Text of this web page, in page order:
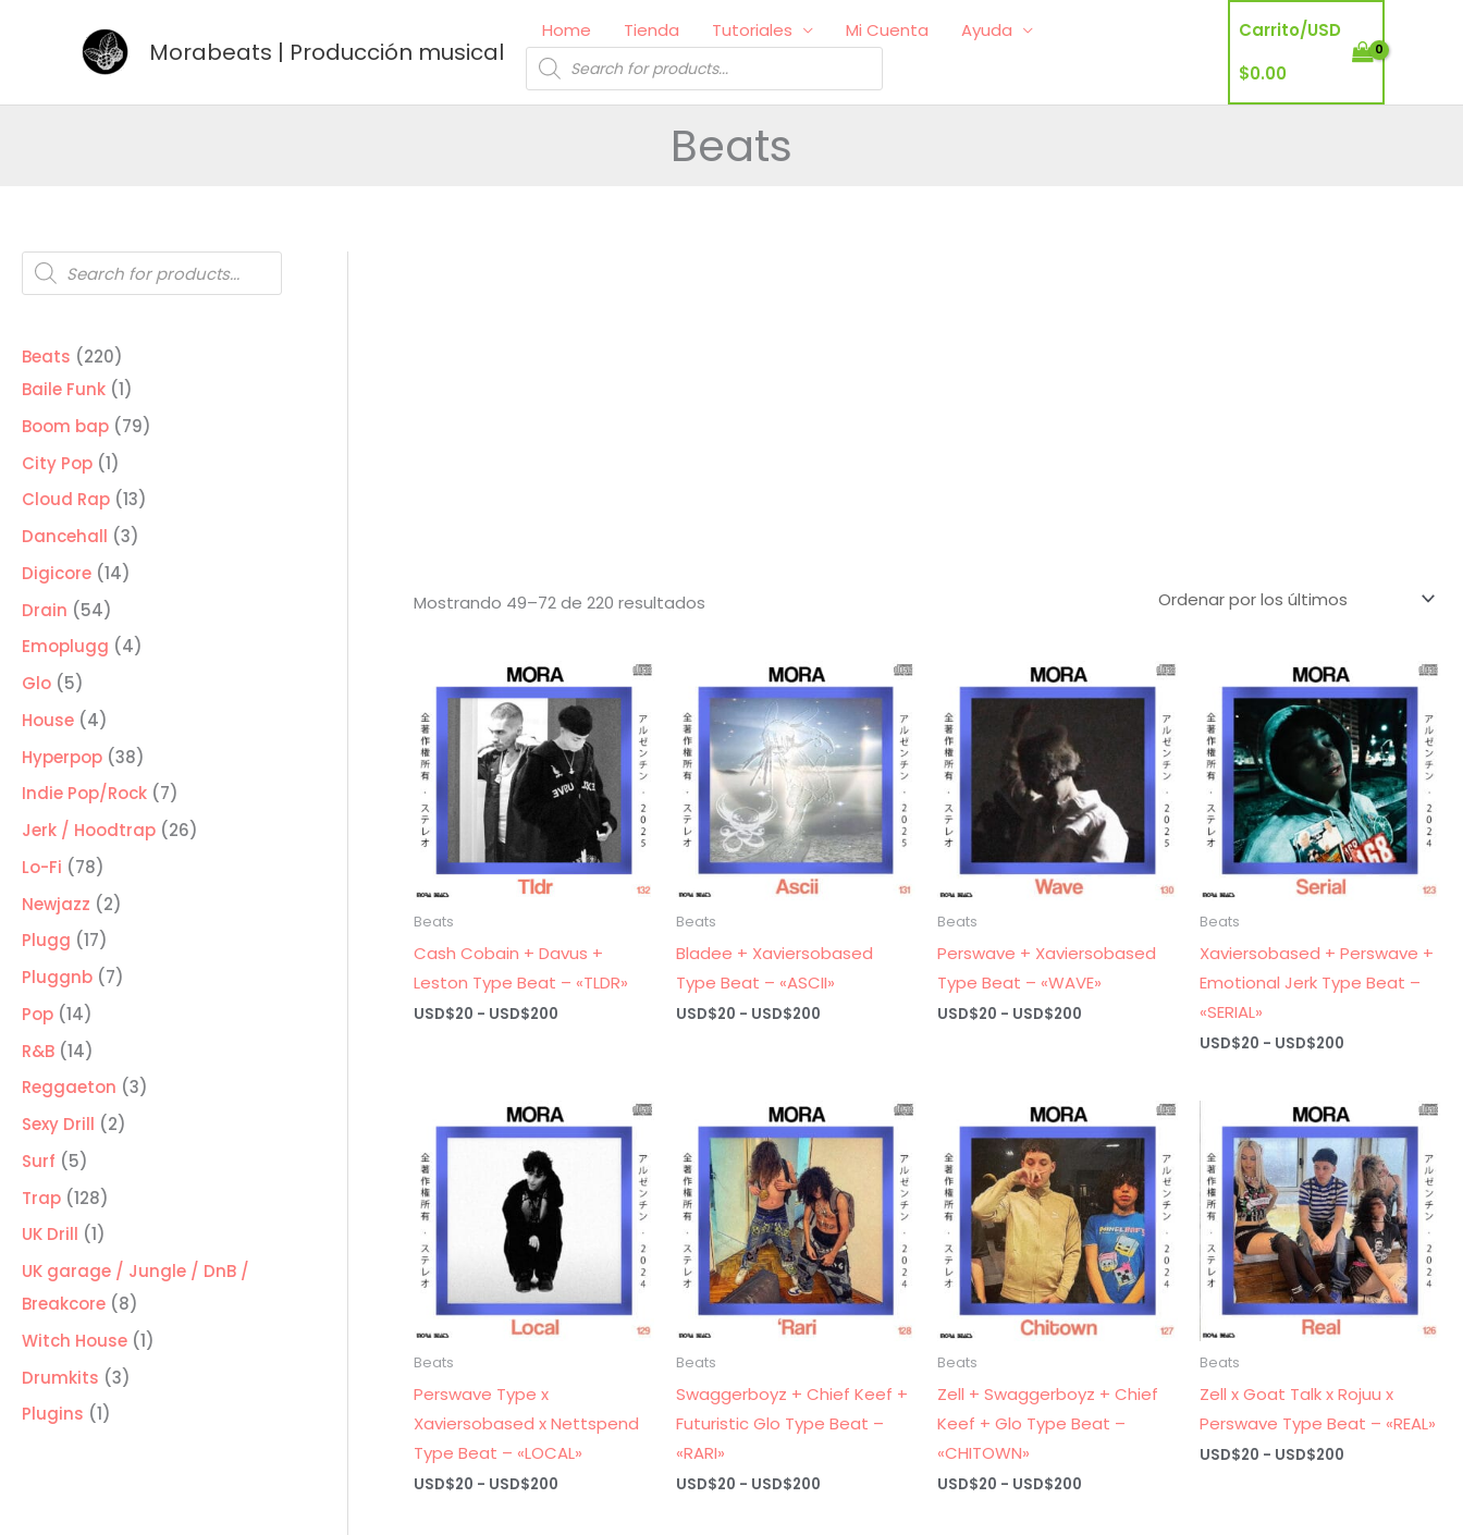
Morabeats | Producción musical
Home Tienda Tutoriales Mi Cuenta
Ayuda
Búsqueda
de
productos
Carrito/USD
$0.00
Beats
Búsqueda
de
productos
Beats 220220
productos
Baile Funk 11
producto
Boom bap 7979
City Pop 11
producto
Cloud Rap 1313
Dancehall 33
Digicore 1414
Drain 5454
productos
Emoplugg 44
Glo 55
productos
House 44
productos
Hyperpop 3838
productos
Indie Pop/Rock 77
productos
Jerk / Hoodtrap 2626
Lo-Fi 7878
productos
Newjazz 22
Plugg 1717
productos
Pluggnb 77
Pop 1414
productos
R&B 1414
productos
Reggaeton 33
Sexy Drill 22
Surf 55
productos
Trap 128128
productos
UK Drill 11
producto
UK garage / Jungle / DnB /
Breakcore
88
productos
Witch House 11
Drumkits 33
Plugins 11
Mostrando 49–72 de 220 resultadosOrdenado
Beats
Cash Cobain + Davus +
Leston Type Beat – «TLDR»
USD$20 - USD$200Rango
hasta
USD$200
Beats
Bladee + Xaviersobased
Type Beat – «ASCII»
USD$20 - USD$200Rango
hasta
USD$200
Beats
Perswave + Xaviersobased
Type Beat – «WAVE»
USD$20 - USD$200
hasta
USD$200
Beats
Xaviersobased + Perswave +
Emotional Jerk Type Beat –
«SERIAL»
USD$20 - USD$200
USD$20
hasta
USD$200
Beats
Perswave Type x
Xaviersobased x Nettspend
Type Beat – «LOCAL»
USD$20 - USD$200Rango
Beats
Swaggerboyz + Chief Keef +
Futuristic Glo Type Beat –
«RARI»
USD$20 - USD$200Rango
Beats
Zell + Swaggerboyz + Chief
Keef + Glo Type Beat –
«CHITOWN»
USD$20 - USD$200
Beats
Zell x Goat Talk x Rojuu x
Perswave Type Beat – «REAL»
USD$20 - USD$200